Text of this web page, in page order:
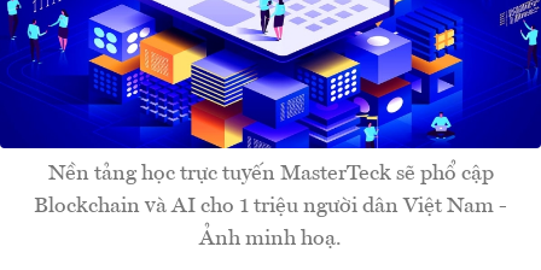
Nền tảng học trực tuyến MasterTeck sẽ phổ cập
Blockchain và AI cho 1 triệu người dân Việt Nam -
Ảnh minh hoạ.